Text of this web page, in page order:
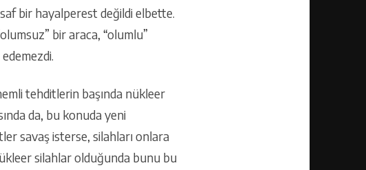
bir hayalperest değildi elbette.
bir araca, “olumlu”
tehditlerin başında nükleer
da, bu konuda yeni
savaş isterse, silahları onlara
silahlar olduğunda bunu bu